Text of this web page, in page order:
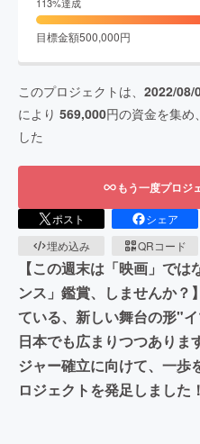
目標金額500,000円
このプロジェクトは、 2022/08/
により 569,000円の資金を集め
した
もう一度プロジ
ポスト シェア
埋め込み
QRコード
【この週末は「映画」で
ンス」鑑賞、しませんか？
ている、新しい舞台の形"
日本でも広まりつつありま
ジャー確立に向けて、一歩
ロジェクトを発足しました！